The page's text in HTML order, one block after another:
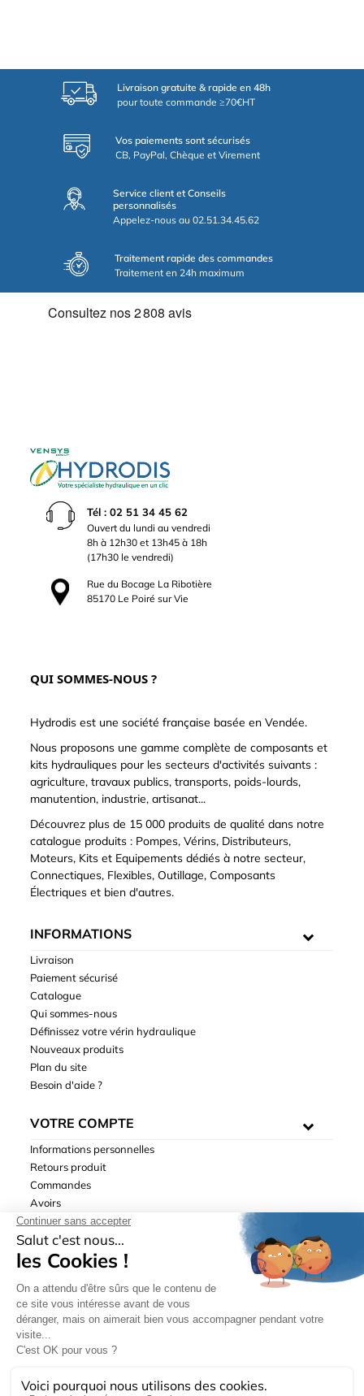
Livraison gratuite & rapide en 48h
pour toute commande ≥70€HT
Vos paiements sont sécurisés
CB, PayPal, Chèque et Virement
Service client et Conseils
personnalisés
Appelez-nous au 02.51.34.45.62
Traitement rapide des commandes
Traitement en 24h maximum
Tél : 02 51 34 45 62
Ouvert du lundi au vendredi
8h à 12h30 et 13h45 à 18h
(17h30 le vendredi)
Rue du Bocage La Ribotière
85170 Le Poiré sur Vie
QUI SOMMES-NOUS ?
Hydrodis est une société française basée en Vendée.
Nous proposons une gamme complète de composants et
kits hydrauliques pour les secteurs d'activités suivants :
agriculture, travaux publics, transports, poids-lourds,
manutention, industrie, artisanat...
Découvrez plus de 15 000 produits de qualité dans notre
catalogue produits : Pompes, Vérins, Distributeurs,
Moteurs, Kits et Equipements dédiés à notre secteur,
Connectiques, Flexibles, Outillage, Composants
Électriques et bien d'autres.
INFORMATIONS
Livraison
Paiement sécurisé
Catalogue
Qui sommes-nous
Définissez votre vérin hydraulique
Nouveaux produits
Plan du site
Besoin d'aide ?
VOTRE COMPTE
Informations personnelles
Retours produit
Commandes
Avoirs
Adresses
Bons de réduction
de ventes| © Hydrodis 2003-2026. Tous droits réservés